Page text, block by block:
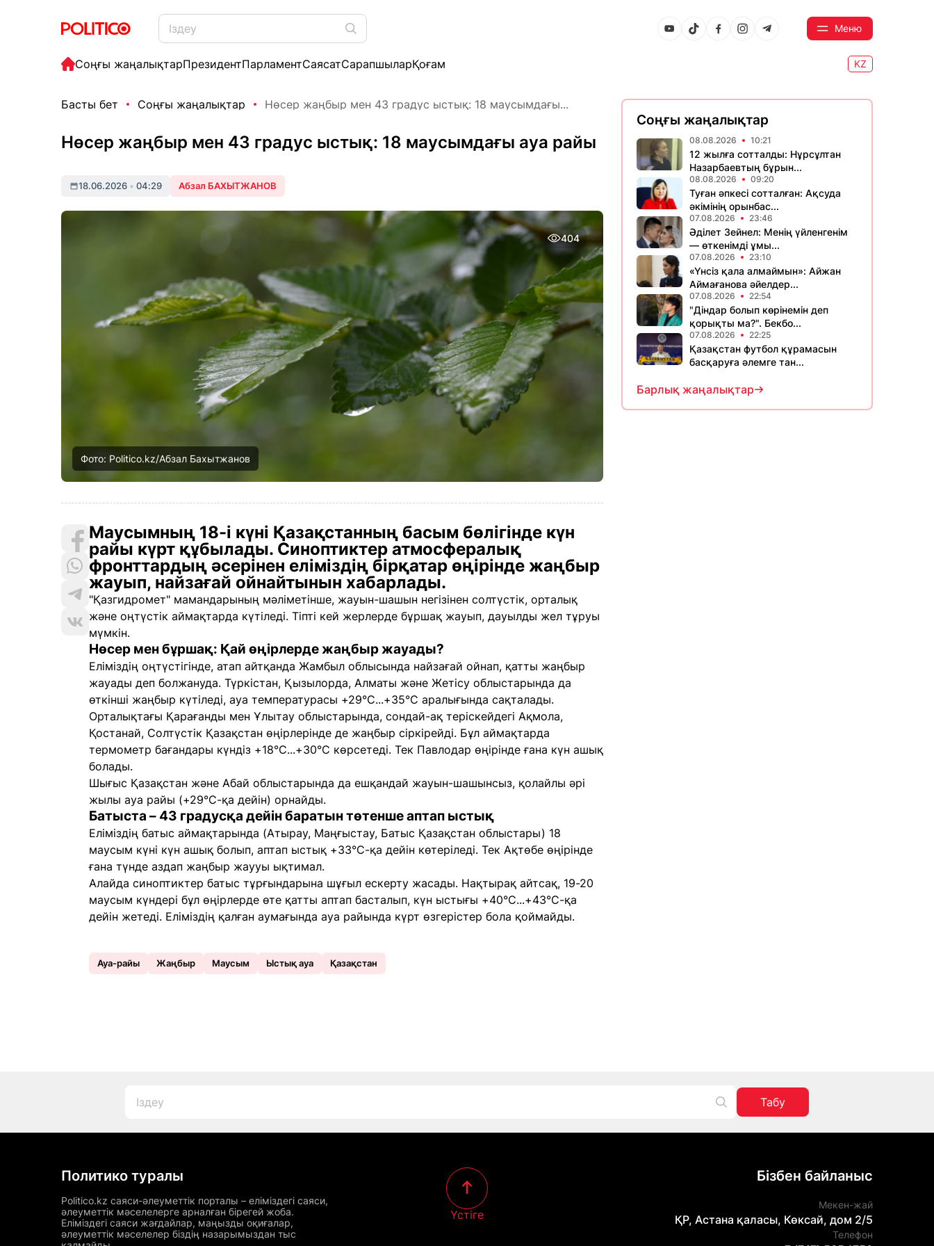
Меню
Соңғы жаңалықтарПрезидентПарламентСаясатСарапшыларҚоғам KZ
Басты бет Соңғы жаңалықтар Нөсер жаңбыр мен 43 градус ыстық: 18 маусымдағы...
Нөсер жаңбыр мен 43 градус ыстық: 18 маусымдағы ауа райы
18.06.2026 • 04:29 Абзал БАХЫТЖАНОВ
404
Фото: Politico.kz/Абзал Бахытжанов
Маусымның 18-і күні Қазақстанның басым бөлігінде күн
райы күрт құбылады. Синоптиктер атмосфералық
фронттардың әсерінен еліміздің бірқатар өңірінде жаңбыр
жауып, найзағай ойнайтынын хабарлады.
"Қазгидромет" мамандарының мәліметінше, жауын-шашын негізінен солтүстік, орталық
және оңтүстік аймақтарда күтіледі. Тіпті кей жерлерде бұршақ жауып, дауылды жел тұруы
мүмкін.
Нөсер мен бұршақ: Қай өңірлерде жаңбыр жауады?
Еліміздің оңтүстігінде, атап айтқанда Жамбыл облысында найзағай ойнап, қатты жаңбыр
жауады деп болжануда. Түркістан, Қызылорда, Алматы және Жетісу облыстарында да
өткінші жаңбыр күтіледі, ауа температурасы +29°C...+35°C аралығында сақталады.
Орталықтағы Қарағанды мен Ұлытау облыстарында, сондай-ақ теріскейдегі Ақмола,
Қостанай, Солтүстік Қазақстан өңірлерінде де жаңбыр сіркірейді. Бұл аймақтарда
термометр бағандары күндіз +18°C...+30°C көрсетеді. Тек Павлодар өңірінде ғана күн ашық
болады.
Шығыс Қазақстан және Абай облыстарында да ешқандай жауын-шашынсыз, қолайлы әрі
жылы ауа райы (+29°C-қа дейін) орнайды.
Батыста – 43 градусқа дейін баратын төтенше аптап ыстық
Еліміздің батыс аймақтарында (Атырау, Маңғыстау, Батыс Қазақстан облыстары) 18
маусым күні күн ашық болып, аптап ыстық +33°C-қа дейін көтеріледі. Тек Ақтөбе өңірінде
ғана түнде аздап жаңбыр жаууы ықтимал.
Алайда синоптиктер батыс тұрғындарына шұғыл ескерту жасады. Нақтырақ айтсақ, 19-20
маусым күндері бұл өңірлерде өте қатты аптап басталып, күн ыстығы +40°C...+43°C-қа
дейін жетеді. Еліміздің қалған аумағында ауа райында күрт өзгерістер бола қоймайды.
Ауа-райы Жаңбыр Маусым Ыстық ауа Қазақстан
Соңғы жаңалықтар
08.08.2026 10:21
12 жылға сотталды: Нұрсұлтан
Назарбаевтың бұрын...
08.08.2026 09:20
Туған әпкесі сотталған: Ақсуда
әкімінің орынбас...
07.08.2026 23:46
Әділет Зейнел: Менің үйленгенім
— өткенімді ұмы...
07.08.2026 23:10
«Үнсіз қала алмаймын»: Айжан
Аймағанова әйелдер...
07.08.2026 22:54
"Діндар болып көрінемін деп
қорықты ма?". Бекбо...
07.08.2026 22:25
Қазақстан футбол құрамасын
басқаруға әлемге тан...
Барлық жаңалықтар
Табу
Политико туралы
Politico.kz саяси-әлеуметтік порталы – еліміздегі саяси,
әлеуметтік мәселелерге арналған бірегей жоба.
Еліміздегі саяси жағдайлар, маңызды оқиғалар,
әлеуметтік мәселелер біздің назарымыздан тыс
Үстіге
Бізбен байланыс
Мекен-жай
ҚР, Астана қаласы, Көксай, дом 2/5
Телефон